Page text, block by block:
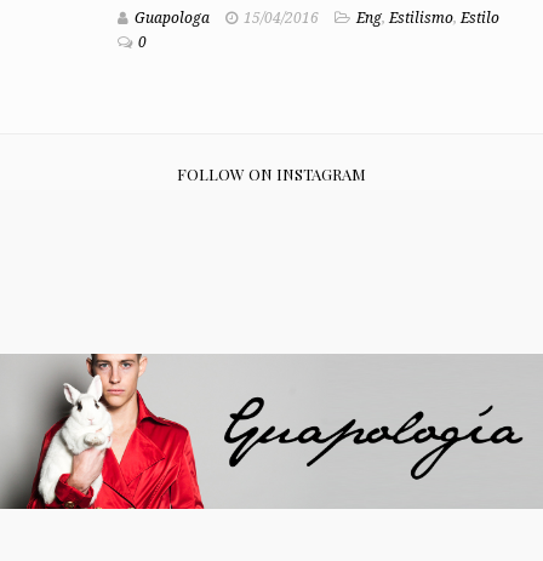
Guapologa 15/04/2016 Eng,Estilismo,Estilo
0
FOLLOW ON INSTAGRAM